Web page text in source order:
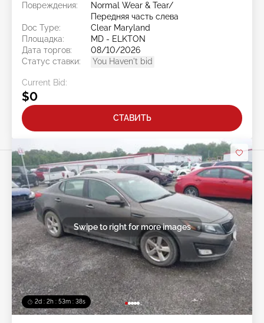
Повреждения:
Normal Wear & Tear/
Передняя часть слева
Doc Type:
Clear Maryland
Площадка:
MD - ELKTON
Дата торгов:
08/10/2026
Статус ставки:
You Haven't bid
Current Bid:
$0
СТАВИТЬ
2d : 2h : 53m : 35s
Swipe to right for more images